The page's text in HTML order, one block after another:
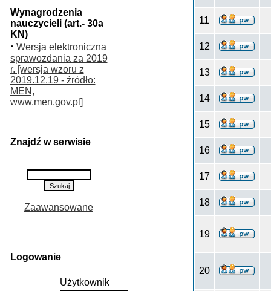
Wynagrodzenia
nauczycieli (art.- 30a
KN)
· Wersja elektroniczna
sprawozdania za 2019
r. [wersja wzoru z
2019.12.19 - źródło:
MEN,
www.men.gov.pl]
Znajdź w serwisie
Zaawansowane
Logowanie
Użytkownik
11
12
13
14
15
16
17
18
19
20